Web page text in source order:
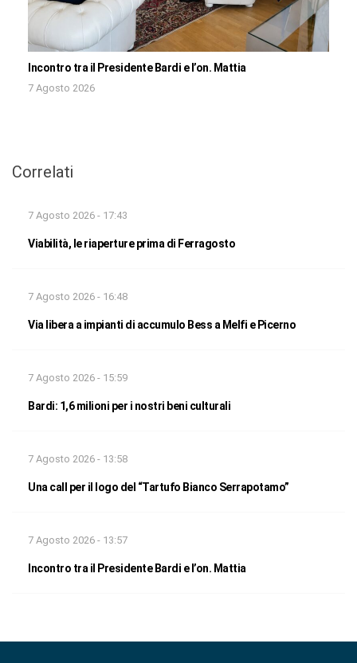
Incontro tra il Presidente Bardi e l’on. Mattia
7 Agosto 2026
Correlati
7 Agosto 2026 - 17:43
Viabilità, le riaperture prima di Ferragosto
7 Agosto 2026 - 16:48
Via libera a impianti di accumulo Bess a Melfi e Picerno
7 Agosto 2026 - 15:59
Bardi: 1,6 milioni per i nostri beni culturali
7 Agosto 2026 - 13:58
Una call per il logo del “Tartufo Bianco Serrapotamo”
7 Agosto 2026 - 13:57
Incontro tra il Presidente Bardi e l’on. Mattia